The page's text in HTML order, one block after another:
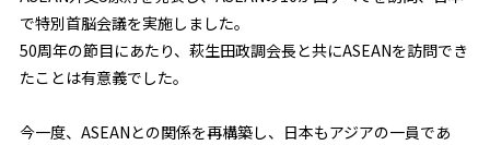
で特別首脳会議を実施しました。
50周年の節目にあたり、萩生田政調会長と共にASEANを訪問でき
たことは有意義でした。
今一度、ASEANとの関係を再構築し、日本もアジアの一員であ